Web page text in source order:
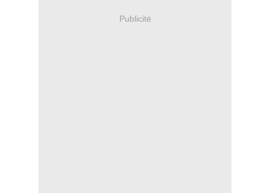
Publicité